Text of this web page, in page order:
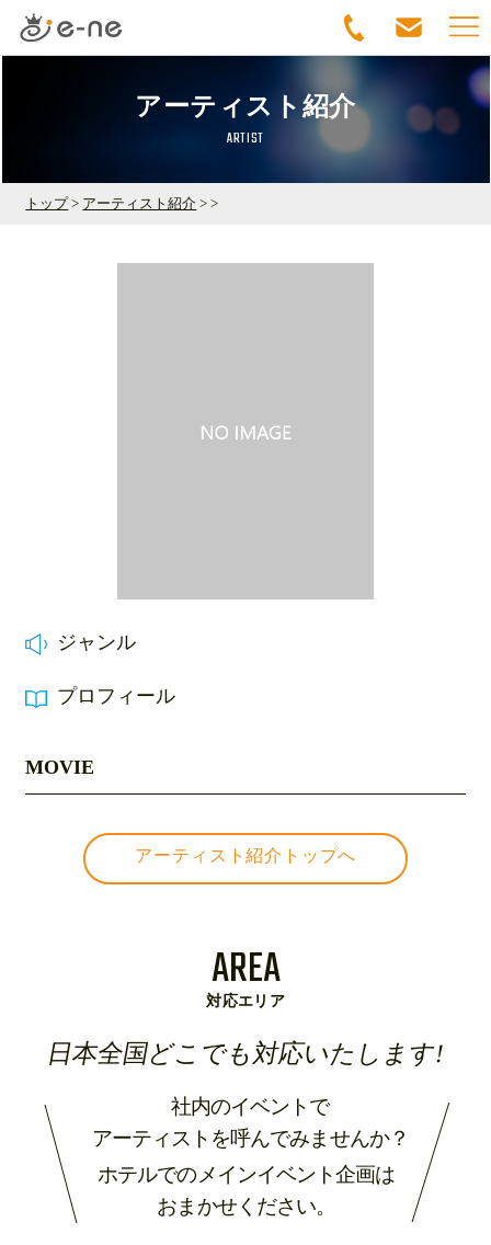
アーティスト紹介
ARTIST
トップ > アーティスト紹介 > >
ジャンル
プロフィール
MOVIE
アーティスト紹介トップへ
AREA
対応エリア
日本全国どこでも対応いたします!
社内のイベントで
アーティストを呼んでみませんか？
ホテルでのメインイベント企画は
おまかせください。